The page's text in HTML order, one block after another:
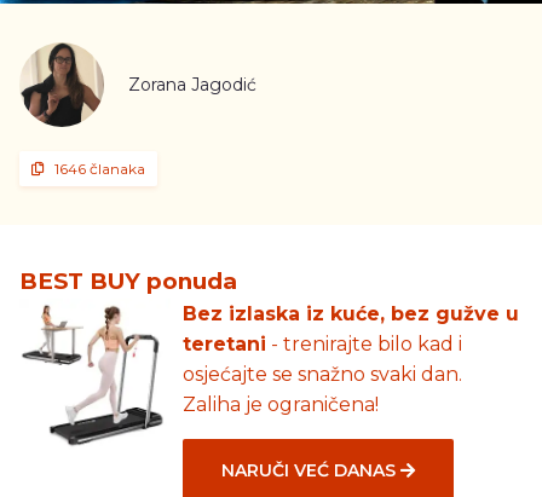
Zorana Jagodić
1646 članaka
BEST BUY ponuda
Bez izlaska iz kuće, bez gužve u
teretani - trenirajte bilo kad i
osjećajte se snažno svaki dan.
Zaliha je ograničena!
NARUČI VEĆ DANAS